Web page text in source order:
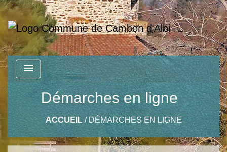
menu
Démarches en ligne
ACCUEIL/DÉMARCHES EN LIGNE